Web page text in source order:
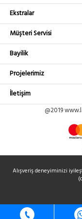
Ekstralar
Müşteri Servisi
Bayilik
Projelerimiz
İletişim
@2019
Alışveriş deneyiminizi